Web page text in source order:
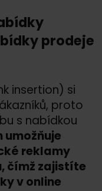
prodeje
insertion) si
proto
s nabídkou
reklamy
čímž zajistíte
v online